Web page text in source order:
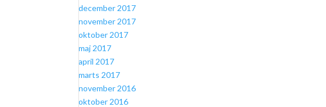
december 2017
november 2017
oktober 2017
maj 2017
april 2017
marts 2017
november 2016
oktober 2016